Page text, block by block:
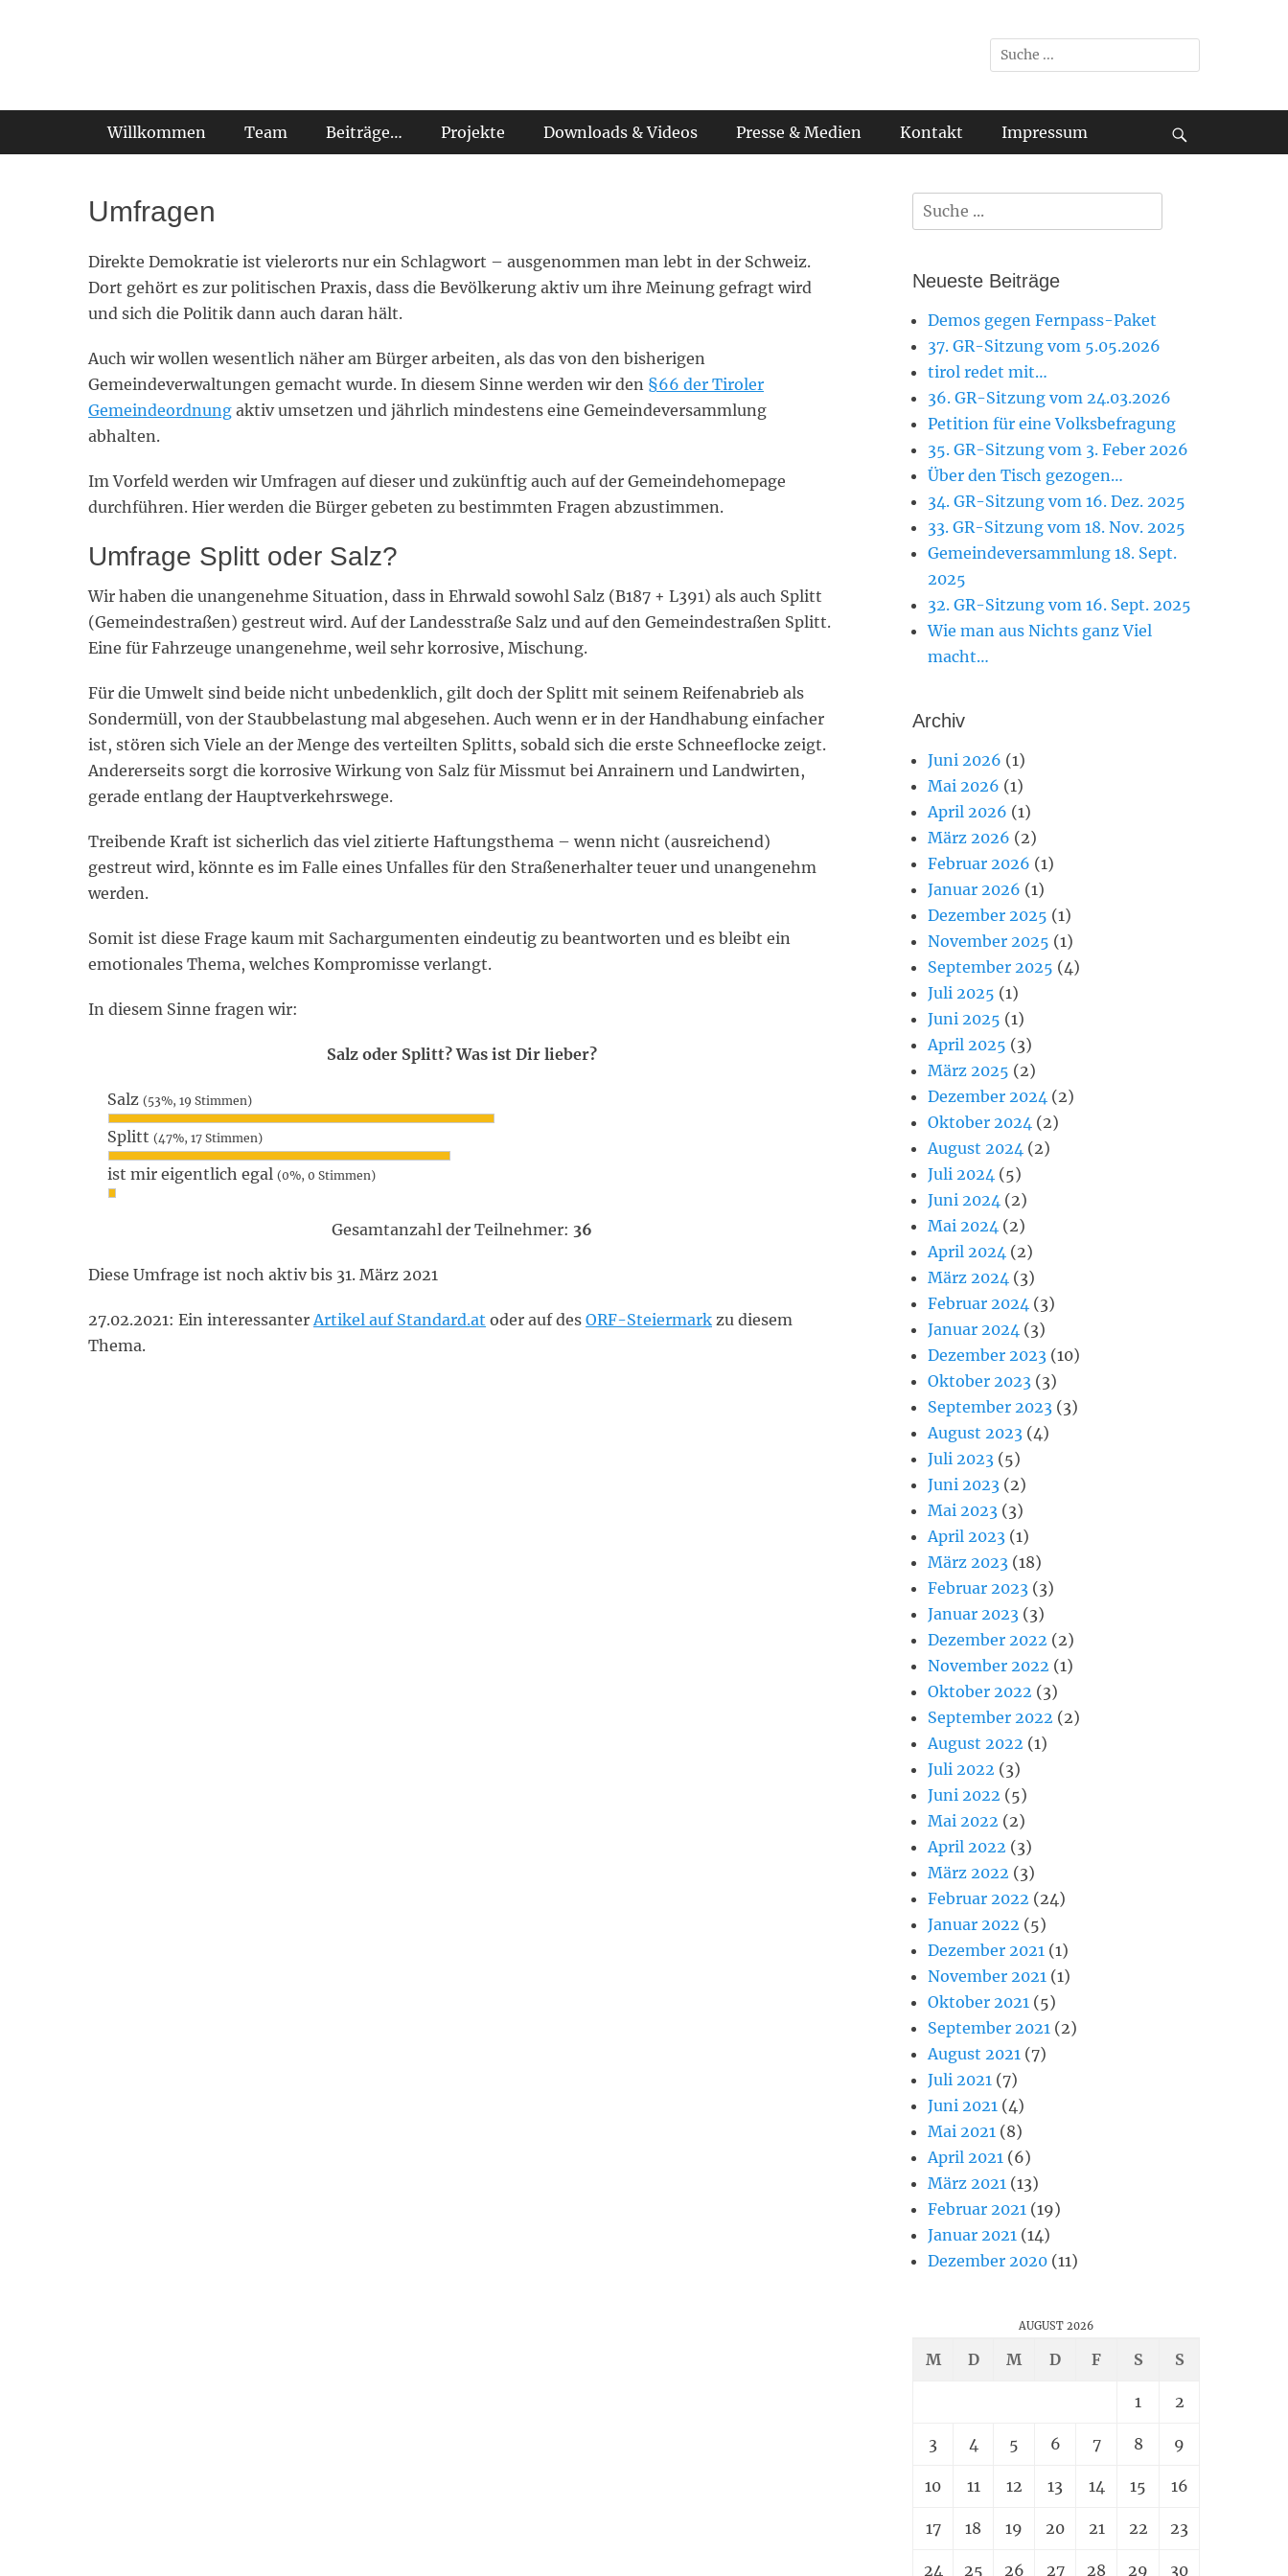
Suche
nach:
Hauptmenü
Willkommen Team Beiträge… Projekte Downloads & Videos Presse & Medien Kontakt Impressum
Umfragen
Direkte Demokratie ist vielerorts nur ein Schlagwort – ausgenommen man lebt in der Schweiz.
Dort gehört es zur politischen Praxis, dass die Bevölkerung aktiv um ihre Meinung gefragt wird
und sich die Politik dann auch daran hält.
Auch wir wollen wesentlich näher am Bürger arbeiten, als das von den bisherigen
Gemeindeverwaltungen gemacht wurde. In diesem Sinne werden wir den §66 der Tiroler
Gemeindeordnung aktiv umsetzen und jährlich mindestens eine Gemeindeversammlung
abhalten.
Im Vorfeld werden wir Umfragen auf dieser und zukünftig auch auf der Gemeindehomepage
durchführen. Hier werden die Bürger gebeten zu bestimmten Fragen abzustimmen.
Umfrage Splitt oder Salz?
Wir haben die unangenehme Situation, dass in Ehrwald sowohl Salz (B187 + L391) als auch Splitt
(Gemeindestraßen) gestreut wird. Auf der Landesstraße Salz und auf den Gemeindestraßen Splitt.
Eine für Fahrzeuge unangenehme, weil sehr korrosive, Mischung.
Für die Umwelt sind beide nicht unbedenklich, gilt doch der Splitt mit seinem Reifenabrieb als
Sondermüll, von der Staubbelastung mal abgesehen. Auch wenn er in der Handhabung einfacher
ist, stören sich Viele an der Menge des verteilten Splitts, sobald sich die erste Schneeflocke zeigt.
Andererseits sorgt die korrosive Wirkung von Salz für Missmut bei Anrainern und Landwirten,
gerade entlang der Hauptverkehrswege.
Treibende Kraft ist sicherlich das viel zitierte Haftungsthema – wenn nicht (ausreichend)
gestreut wird, könnte es im Falle eines Unfalles für den Straßenerhalter teuer und unangenehm
werden.
Somit ist diese Frage kaum mit Sachargumenten eindeutig zu beantworten und es bleibt ein
emotionales Thema, welches Kompromisse verlangt.
In diesem Sinne fragen wir:
Salz oder Splitt? Was ist Dir lieber?
Salz (53%, 19 Stimmen)
Splitt (47%, 17 Stimmen)
ist mir eigentlich egal (0%, 0 Stimmen)
Gesamtanzahl der Teilnehmer: 36
Diese Umfrage ist noch aktiv bis 31. März 2021
27.02.2021: Ein interessanterArtikel auf Standard.at oder auf des ORF-Steiermark zu diesem
Thema.
Suche
nach:
Neueste Beiträge
Demos gegen Fernpass-Paket
37. GR-Sitzung vom 5.05.2026
tirol redet mit…
36. GR-Sitzung vom 24.03.2026
Petition für eine Volksbefragung
35. GR-Sitzung vom 3. Feber 2026
Über den Tisch gezogen…
34. GR-Sitzung vom 16. Dez. 2025
33. GR-Sitzung vom 18. Nov. 2025
Gemeindeversammlung 18. Sept.
2025
32. GR-Sitzung vom 16. Sept. 2025
Wie man aus Nichts ganz Viel
macht…
Archiv
Juni 2026 (1)
Mai 2026 (1)
April 2026 (1)
März 2026 (2)
Februar 2026 (1)
Januar 2026 (1)
Dezember 2025 (1)
November 2025 (1)
September 2025 (4)
Juli 2025 (1)
Juni 2025 (1)
April 2025 (3)
März 2025 (2)
Dezember 2024 (2)
Oktober 2024 (2)
August 2024 (2)
Juli 2024 (5)
Juni 2024 (2)
Mai 2024 (2)
April 2024 (2)
März 2024 (3)
Februar 2024 (3)
Januar 2024 (3)
Dezember 2023 (10)
Oktober 2023 (3)
September 2023 (3)
August 2023 (4)
Juli 2023 (5)
Juni 2023 (2)
Mai 2023 (3)
April 2023 (1)
März 2023 (18)
Februar 2023 (3)
Januar 2023 (3)
Dezember 2022 (2)
November 2022 (1)
Oktober 2022 (3)
September 2022 (2)
August 2022 (1)
Juli 2022 (3)
Juni 2022 (5)
Mai 2022 (2)
April 2022 (3)
März 2022 (3)
Februar 2022 (24)
Januar 2022 (5)
Dezember 2021 (1)
November 2021 (1)
Oktober 2021 (5)
September 2021 (2)
August 2021 (7)
Juli 2021 (7)
Juni 2021 (4)
Mai 2021 (8)
April 2021 (6)
März 2021 (13)
Februar 2021 (19)
Januar 2021 (14)
Dezember 2020 (11)
AUGUST 2026
M D M D F S S
1 2
3 4 5 6 7 8 9
10 11 12 13 14 15 16
17 18 19 20 21 22 23
24 25 26 27 28 29 30